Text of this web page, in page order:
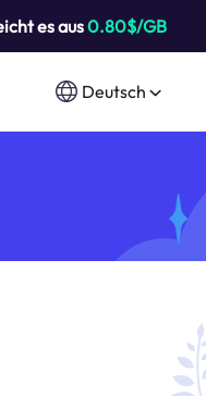
es aus0.80$/GB
Deutsch